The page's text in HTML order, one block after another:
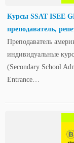
Курсы SSAT ISEE
преподаватель,
Преподаватель
индивидуальные
(Secondary School
Entrance…